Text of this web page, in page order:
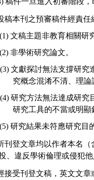
稿本刊之預審稿件經責任
(1)文稿主題非教育相關研
(2)非學術研究論文。
(3) 文獻探討無法支撐研究
究概念混淆不清、理
(4) 研究方法無法達成研究
研究工具的不當或明顯
(5)研究結果未符應研究目
刊登文章均以作者本名
、違反學術倫理或侵犯
接受刊登文稿，英文文